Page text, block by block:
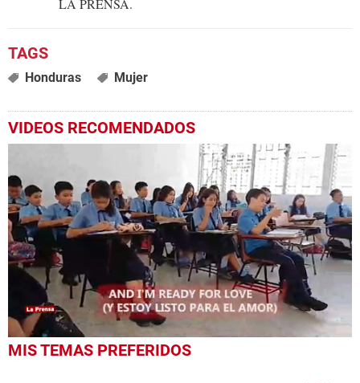
LA PRENSA.
Honduras Mujer
VIDEOS RECOMENDADOS
0
seconds
MIS TEMAS PREFERIDOS